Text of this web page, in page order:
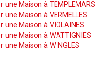
une Maison à TEMPLEMARS
une Maison à VERMELLES
une Maison à VIOLAINES
une Maison à WATTIGNIES
une Maison à WINGLES